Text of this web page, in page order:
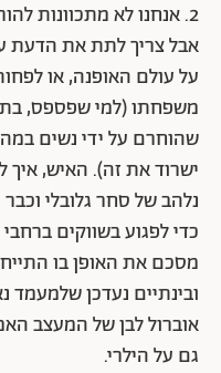
2. אנחנו לא מתכוונות
אבל צריך לתת את הדעת
על עולם האופנה, או
משפחתו (למי שפספס,
שהוחרם על ידי נשים
ישרוד את זה). האיש, איך
נלהב של סחר גלובלי
כדי לפגוע בשווקים
מסכם את האופן בו
ובינתיים נעדכן שלמעמד
אוברול לבן של המעצב
גם על הילרי.